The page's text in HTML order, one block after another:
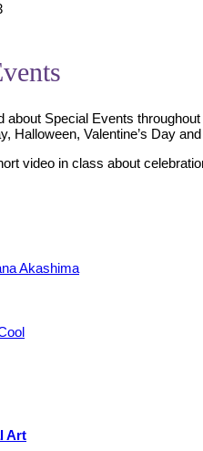
about Special Events
Halloween, Valentine’s Day
video in class about
Akashima
Art